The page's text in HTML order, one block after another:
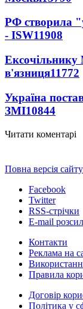
РФ створила
- ISW11908
в'язниця11772
Україна
ЗМІ10844
Читати коментарі
Повна версія сайту
Facebook
Twitter
RSS-стрічки
E-mail
Контакти
Реклама на
Правила
Договір
Політика у